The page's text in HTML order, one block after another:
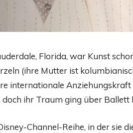
Florida, war Kunst
(ihre Mutter ist
internationale Anziehungskraft
ihr Traum ging über Ballett
Channel-Reihe, in der sie